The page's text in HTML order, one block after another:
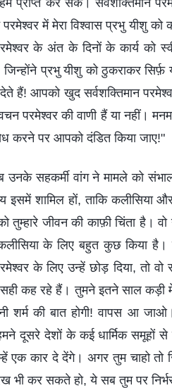
प्राप्त कर सके। सर्वशक्तिमान
परमेश्वर में मेरा विश्वास प्रभु यीशु
के अंत के दिनों के कार्य को
प्रभु यीशु को ठुकराकर सिर्फ़
हैं! आपको खुद सर्वशक्तिमान
परमेश्वर की वाणी हैं या नहीं।
करने पर आपको दंडित किया जाए!"
उनके सहकर्मी वांग ने मामले को
शामिल हों, ताकि कलीसिया
तुम्हारे जीवन की काफ़ी चिंता है।
के लिए बहुत कुछ किया है।
के लिए उन्हें छोड़ दिया, तो वो
सही कह रहे हैं। तुमने इतने साल
शर्म की बात होगी! वापस आ
दूसरे देशों के कई धार्मिक समूहों
कार दे देंगे। अगर तुम चाहो तो
भी कर सकते हो, ये सब तुम पर